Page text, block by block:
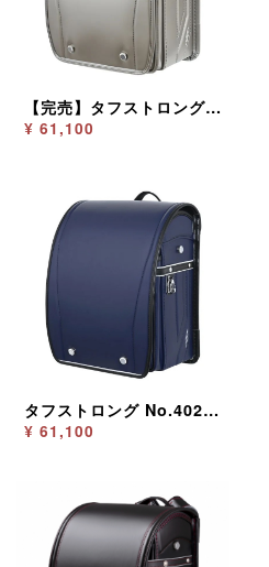
【完売】タフストロング No.4020 シルバー
¥ 61,100
タフストロング No.4020 ブルー×ブラック
¥ 61,100